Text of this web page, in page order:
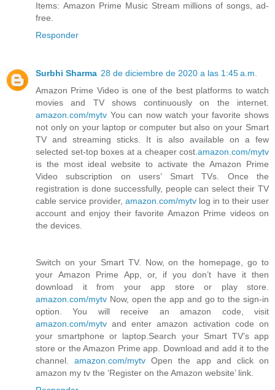
Items: Amazon Prime Music Stream millions of songs, ad-
free.
Responder
Surbhi Sharma 28 de diciembre de 2020 a las 1:45 a.m.
Amazon Prime Video is one of the best platforms to watch
movies and TV shows continuously on the internet.
amazon.com/mytv You can now watch your favorite shows
not only on your laptop or computer but also on your Smart
TV and streaming sticks. It is also available on a few
selected set-top boxes at a cheaper cost.amazon.com/mytv
is the most ideal website to activate the Amazon Prime
Video subscription on users’ Smart TVs. Once the
registration is done successfully, people can select their TV
cable service provider, amazon.com/mytv log in to their user
account and enjoy their favorite Amazon Prime videos on
the devices.
Switch on your Smart TV. Now, on the homepage, go to
your Amazon Prime App, or, if you don’t have it then
download it from your app store or play store.
amazon.com/mytv Now, open the app and go to the sign-in
option. You will receive an amazon code, visit
amazon.com/mytv and enter amazon activation code on
your smartphone or laptop.Search your Smart TV’s app
store or the Amazon Prime app. Download and add it to the
channel.amazon.com/mytv Open the app and click on
amazon my tv the ‘Register on the Amazon website’ link.